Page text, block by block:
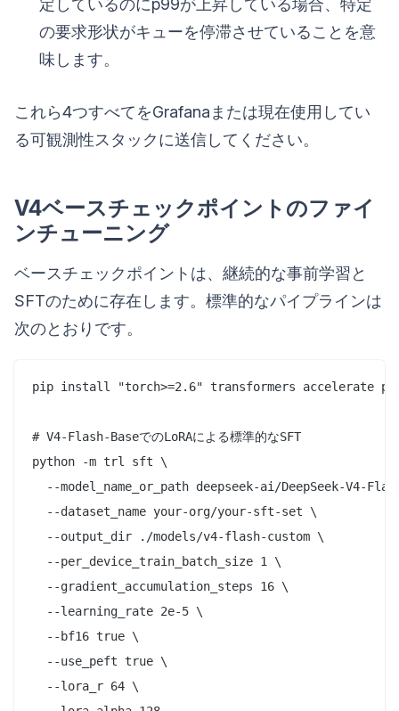
定しているのにp99が上昇している場合、特定
の要求形状がキューを停滞させていることを意
味します。
これら4つすべてをGrafanaまたは現在使用してい
る可観測性スタックに送信してください。
V4ベースチェックポイントのファイ
ンチューニング
ベースチェックポイントは、継続的な事前学習と
SFTのために存在します。標準的なパイプラインは
次のとおりです。
pip install "torch>=2.6" transformers accelerate
# V4-Flash-BaseでのLoRAによる標準的なSFT
python -m trl sft \
--model_name_or_path deepseek-ai/DeepSeek-V4-
  --dataset_name your-org/your-sft-set \
  --output_dir ./models/v4-flash-custom \
  --per_device_train_batch_size 1 \
  --gradient_accumulation_steps 16 \
  --learning_rate 2e-5 \
  --bf16 true \
  --use_peft true \
  --lora_r 64 \